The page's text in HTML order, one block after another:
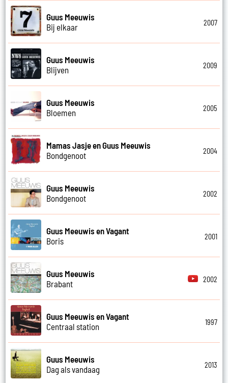
Guus Meeuwis
Bij elkaar
2007
Guus Meeuwis
Blijven
2009
Guus Meeuwis
Bloemen
2005
Mamas Jasje en Guus Meeuwis
Bondgenoot
2004
Guus Meeuwis
Bondgenoot
2002
Guus Meeuwis en Vagant
Boris
2001
Guus Meeuwis
Brabant
2002
Guus Meeuwis en Vagant
Centraal station
1997
Guus Meeuwis
Dag als vandaag
2013